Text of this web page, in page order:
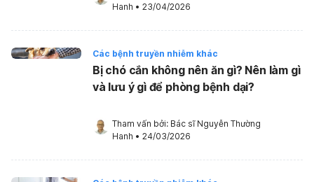
Hanh • 23/04/2026
Các bệnh truyền nhiễm khác
Bị chó cắn không nên ăn gì? Nên làm gì
và lưu ý gì để phòng bệnh dại?
Tham vấn bởi: Bác sĩ Nguyễn Thường
Hanh • 24/03/2026